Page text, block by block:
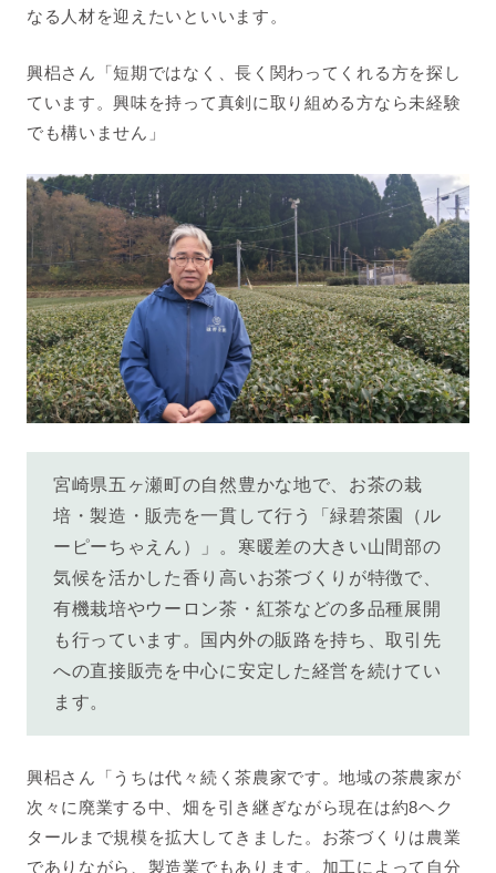
なる人材を迎えたいといいます。
興梠さん「短期ではなく、長く関わってくれる方を探し
ています。興味を持って真剣に取り組める方なら未経験
でも構いません」
宮崎県五ヶ瀬町の自然豊かな地で、お茶の栽
培・製造・販売を一貫して行う「緑碧茶園（ル
ーピーちゃえん）」。寒暖差の大きい山間部の
気候を活かした香り高いお茶づくりが特徴で、
有機栽培やウーロン茶・紅茶などの多品種展開
も行っています。国内外の販路を持ち、取引先
への直接販売を中心に安定した経営を続けてい
ます。
興梠さん「うちは代々続く茶農家です。地域の茶農家が
次々に廃業する中、畑を引き継ぎながら現在は約8ヘク
タールまで規模を拡大してきました。お茶づくりは農業
でありながら、製造業でもあります。加工によって自分